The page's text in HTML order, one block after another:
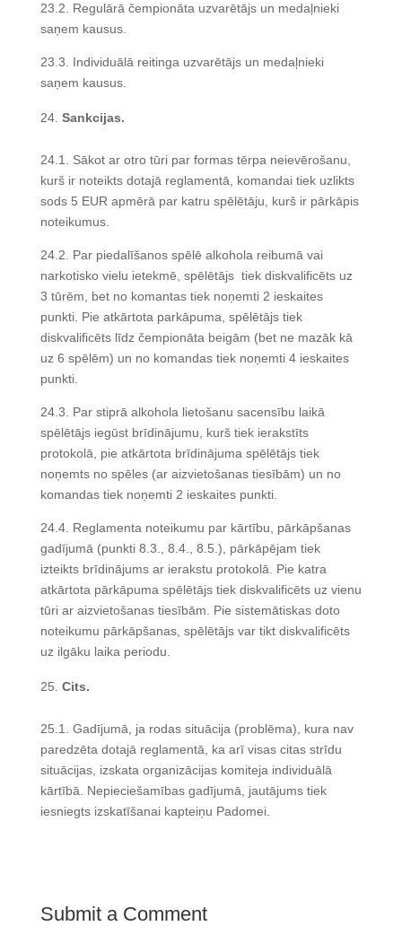
23.2. Regulārā čempionāta uzvarētājs un medaļnieki
saņem kausus.
23.3. Individuālā reitinga uzvarētājs un medaļnieki
saņem kausus.
Sankcijas.
24.1. Sākot ar otro tūri par formas tērpa neievērošanu,
kurš ir noteikts dotajā reglamentā, komandai tiek uzlikts
sods 5 EUR apmērā par katru spēlētāju, kurš ir pārkāpis
noteikumus.
24.2. Par piedalīšanos spēlē alkohola reibumā vai
narkotisko vielu ietekmē, spēlētājs tiek diskvalificēts uz
3 tūrēm, bet no komantas tiek noņemti 2 ieskaites
punkti. Pie atkārtota parkāpuma, spēlētājs tiek
diskvalificēts līdz čempionāta beigām (bet ne mazāk kā
uz 6 spēlēm) un no komandas tiek noņemti 4 ieskaites
punkti.
24.3. Par stiprā alkohola lietošanu sacensību laikā
spēlētājs iegūst brīdinājumu, kurš tiek ierakstīts
protokolā, pie atkārtota brīdinājuma spēlētājs tiek
noņemts no spēles (ar aizvietošanas tiesībām) un no
komandas tiek noņemti 2 ieskaites punkti.
24.4. Reglamenta noteikumu par kārtību, pārkāpšanas
gadījumā (punkti 8.3., 8.4., 8.5.), pārkāpējam tiek
izteikts brīdinājums ar ierakstu protokolā. Pie katra
atkārtota pārkāpuma spēlētājs tiek diskvalificēts uz vienu
tūri ar aizvietošanas tiesībām. Pie sistemātiskas doto
noteikumu pārkāpšanas, spēlētājs var tikt diskvalificēts
uz ilgāku laika periodu.
Cits.
25.1. Gadījumā, ja rodas situācija (problēma), kura nav
paredzēta dotajā reglamentā, ka arī visas citas strīdu
situācijas, izskata organizācijas komiteja individuālā
kārtībā. Nepieciešamības gadījumā, jautājums tiek
iesniegts izskatīšanai kapteiņu Padomei.
Submit a Comment